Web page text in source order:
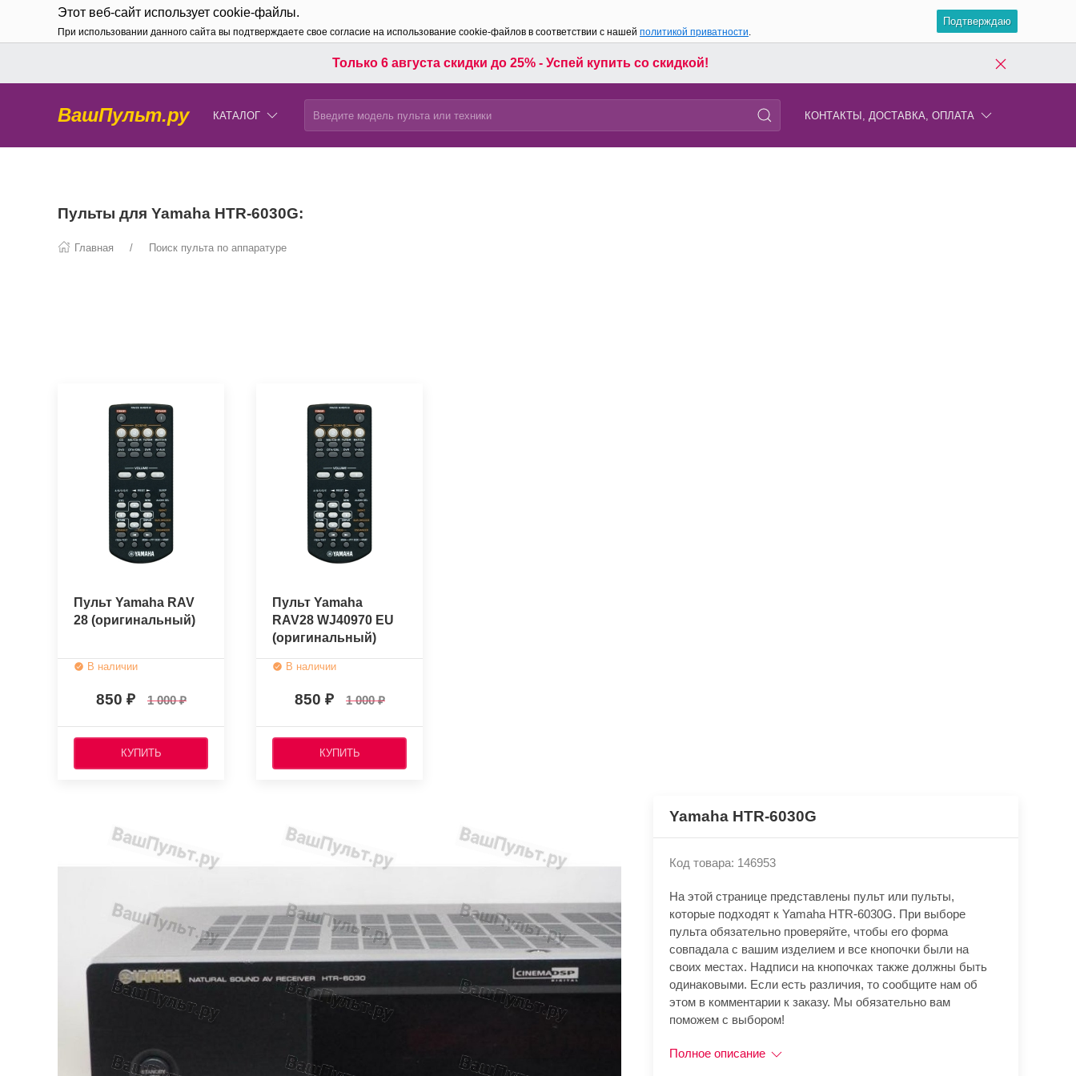
Этот веб-сайт использует cookie-файлы.
При использовании данного сайта вы подтверждаете свое согласие на использование cookie-файлов в соответствии с нашей политикой приватности.
Подтверждаю
Только 6 августа скидки до 25% - Успей купить со скидкой!
ВашПульт.ру КАТАЛОГ КОНТАКТЫ, ДОСТАВКА, ОПЛАТА
Пульты для Yamaha HTR-6030G:
Главная Поиск пульта по аппаратуре
Пульт Yamaha RAV
28 (оригинальный)
В наличии
850 1 000
КУПИТЬ
Пульт Yamaha
RAV28 WJ40970 EU
(оригинальный)
В наличии
850 1 000
КУПИТЬ
Yamaha HTR-6030G
Код товара: 146953
На этой странице представлены пульт или пульты,
которые подходят к Yamaha HTR-6030G. При выборе
пульта обязательно проверяйте, чтобы его форма
совпадала с вашим изделием и все кнопочки были на
своих местах. Надписи на кнопочках также должны быть
одинаковыми. Если есть различия, то сообщите нам об
этом в комментарии к заказу. Мы обязательно вам
поможем с выбором!
Полное описание